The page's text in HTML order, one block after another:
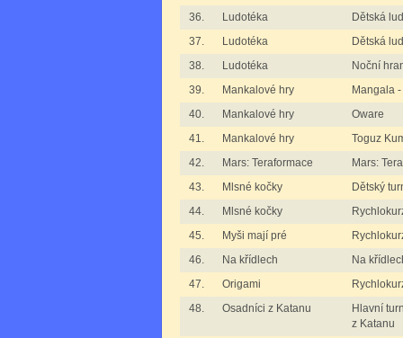
36.
Ludotéka
Dětská
37.
Ludotéka
Dětská
38.
Ludotéka
Noční
39.
Mankalové hry
Mangala
40.
Mankalové hry
Oware
41.
Mankalové hry
Toguz
42.
Mars: Teraformace
Mars:
43.
Mlsné kočky
Dětský
44.
Mlsné kočky
45.
Myši mají pré
46.
Na křídlech
Na
47.
Origami
48.
Osadníci z Katanu
Hlavní
z Katanu